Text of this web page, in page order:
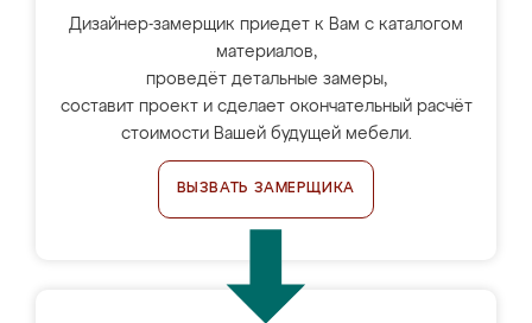
Дизайнер-замерщик приедет к Вам с каталогом
материалов,
проведёт детальные замеры,
составит проект и сделает окончательный расчёт
стоимости Вашей будущей мебели.
ВЫЗВАТЬ ЗАМЕРЩИКА